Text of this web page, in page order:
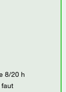
8/20 h